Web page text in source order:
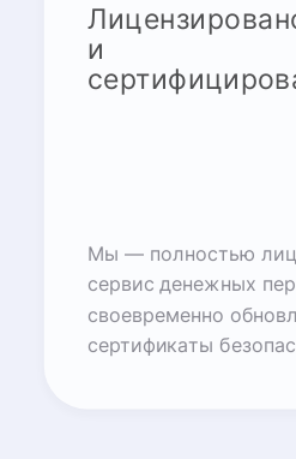
и
Мы — полностью
сервис денежных
своевременно
сертификаты